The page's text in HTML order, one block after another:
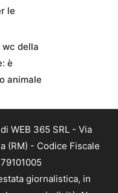
le
wc della
è
animale
WEB 365 SRL - Via
(RM) - Codice Fiscale
giornalistica, in